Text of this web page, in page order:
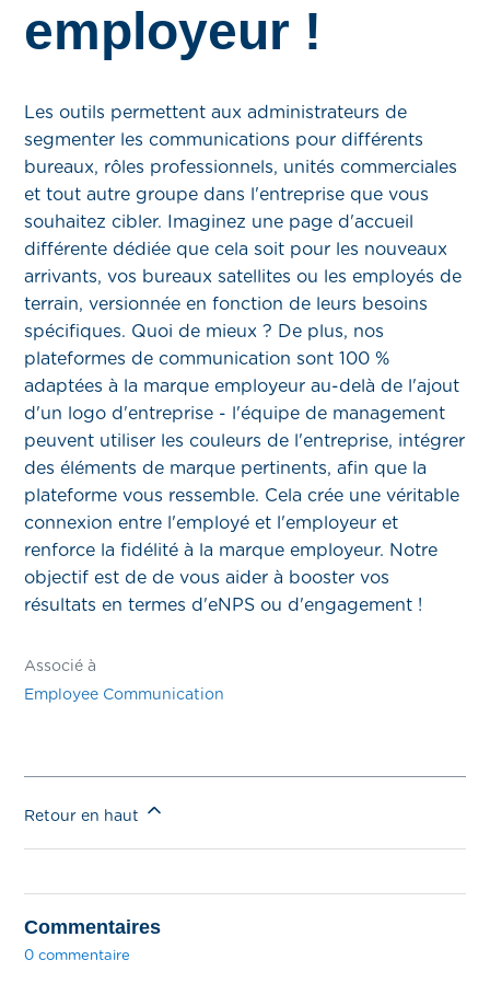
employeur !
Les outils permettent aux administrateurs de
segmenter les communications pour différents
bureaux, rôles professionnels, unités commerciales
et tout autre groupe dans l'entreprise que vous
souhaitez cibler. Imaginez une page d'accueil
différente dédiée que cela soit pour les nouveaux
arrivants, vos bureaux satellites ou les employés de
terrain, versionnée en fonction de leurs besoins
spécifiques. Quoi de mieux ? De plus, nos
plateformes de communication sont 100 %
adaptées à la marque employeur au-delà de l'ajout
d'un logo d'entreprise - l'équipe de management
peuvent utiliser les couleurs de l'entreprise, intégrer
des éléments de marque pertinents, afin que la
plateforme vous ressemble. Cela crée une véritable
connexion entre l'employé et l'employeur et
renforce la fidélité à la marque employeur. Notre
objectif est de de vous aider à booster vos
résultats en termes d'eNPS ou d'engagement !
Associé à
Employee Communication
Retour en haut
Commentaires
0 commentaire